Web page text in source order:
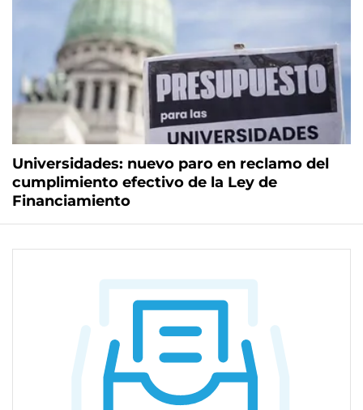
Universidades: nuevo paro en reclamo del
cumplimiento efectivo de la Ley de
Financiamiento